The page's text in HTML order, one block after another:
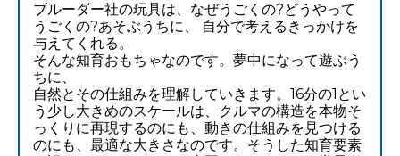
ブルーダー社の玩具は、なぜうごくの?どうやって
うごくの?あそぶうちに、 自分で考えるきっかけを
与えてくれる。
そんな知育おもちゃなのです。夢中になって遊ぶう
ちに、
自然とその仕組みを理解していきます。16分の1とい
う少し大きめのスケールは、クルマの構造を本物そ
っくりに再現するのにも、動きの仕組みを見つける
のにも、最適な大きさなのです。そうした知育要素